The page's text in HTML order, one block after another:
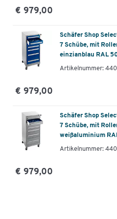
€ 979,00
Schäfer Shop
7 Schübe, mit
einzianblau RAL
Artikelnummer:
€ 979,00
Schäfer Shop
7 Schübe, mit
weißaluminium
Artikelnummer:
€ 979,00